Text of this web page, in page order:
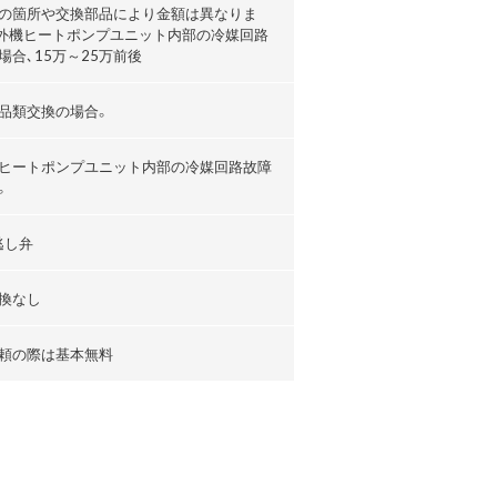
箇所や交換部品により金額は異なりま
機ヒートポンプユニット内部の冷媒回路
合､15万～25万前後
類交換の場合。
ートポンプユニット内部の冷媒回路故障
し弁
なし
の際は基本無料